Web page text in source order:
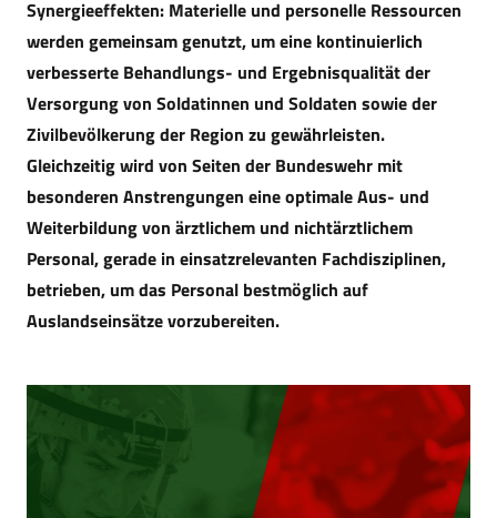
Synergieeffekten: Materielle und personelle Ressourcen
werden gemeinsam genutzt, um eine kontinuierlich
verbesserte Behandlungs- und Ergebnisqualität der
Versorgung von Soldatinnen und Soldaten sowie der
Zivilbevölkerung der Region zu gewährleisten.
Gleichzeitig wird von Seiten der Bundeswehr mit
besonderen Anstrengungen eine optimale Aus- und
Weiterbildung von ärztlichem und nichtärztlichem
Personal, gerade in einsatzrelevanten Fachdisziplinen,
betrieben, um das Personal bestmöglich auf
Auslandseinsätze vorzubereiten.